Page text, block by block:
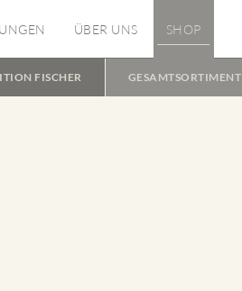
ÜBER UNS SHOP
FISCHER GESAMTSORTIMENT